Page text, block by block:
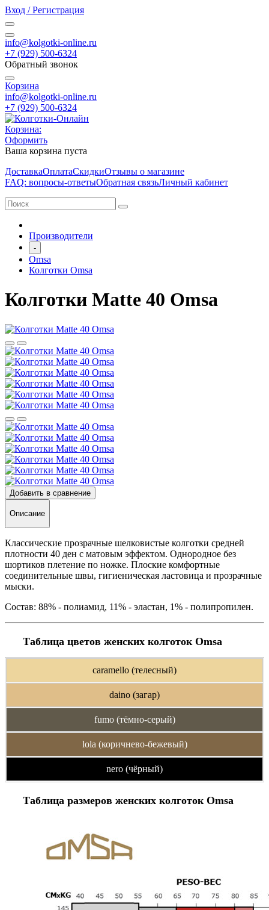
Вход / Регистрация
info@kolgotki-online.ru
+7 (929) 500-6324
Обратный звонок
Корзина
info@kolgotki-online.ru
+7 (929) 500-6324
Корзина:
Оформить
Ваша корзина пуста
ДоставкаОплатаСкидкиОтзывы о магазине
FAQ: вопросы-ответыОбратная связьЛичный кабинет
Производители
-
Omsa
Колготки Omsa
Колготки Matte 40 Omsa
Добавить в сравнение
Описание
Классические прозрачные шелковистые колготки средней
плотности 40 ден с матовым эффектом. Однородное без
шортиков плетение по ножке. Плоские комфортные
соединительные швы, гигиеническая ластовица и прозрачные
мыски.
Состав: 88% - полиамид, 11% - эластан, 1% - полипропилен.
Таблица цветов женских колготок Omsa
caramello (телесный)
daino (загар)
fumo (тёмно-серый)
lola (коричнево-бежевый)
nero (чёрный)
Таблица размеров женских колготок Omsa